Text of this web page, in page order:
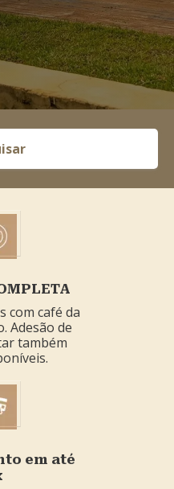
com café da
Adesão de
também
em até